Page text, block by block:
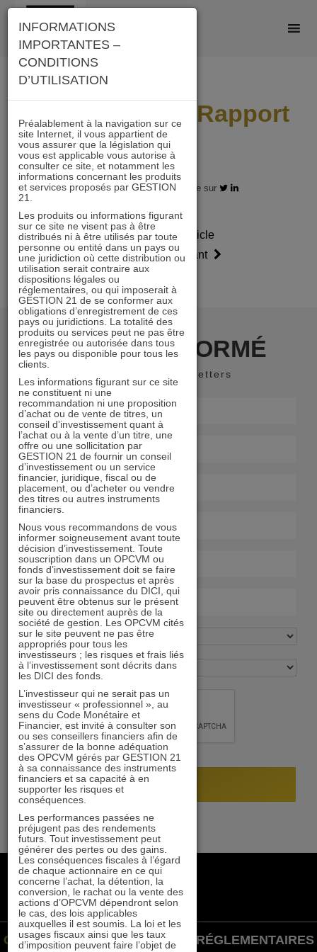
Skip
content
ACTIONS 21 – Rapport
2016
24.08.2016 - Partagez l'article sur
Article
précédent
Article
suivant
RESTER INFORMÉ
Recevoir nos newsletters
+33 1 84 79 90 24
gestion21@gestion21.fr
8 rue Volney, 75002 Paris
GESTION 21 ©INFORMATIONS RÉGLEMENTAIRES
INFORMATIONS
IMPORTANTES –
CONDITIONS
D’UTILISATION
Préalablement à la navigation sur ce
site Internet, il vous appartient de
vous assurer que la législation qui
vous est applicable vous autorise à
consulter ce site, et notamment les
informations concernant les produits
et services proposés par GESTION
21.
Les produits ou informations figurant
sur ce site ne visent pas à être
distribués ni à être utilisés par toute
personne ou entité dans un pays ou
une juridiction où cette distribution ou
utilisation serait contraire aux
dispositions légales ou
réglementaires, ou qui imposerait à
GESTION 21 de se conformer aux
obligations d’enregistrement de ces
pays ou juridictions. La totalité des
produits ou services peut ne pas être
enregistrée ou autorisée dans tous
les pays ou disponible pour tous les
clients.
Les informations figurant sur ce site
ne constituent ni une
recommandation ni une proposition
d’achat ou de vente de titres, un
conseil d’investissement quant à
l’achat ou à la vente d’un titre, une
offre ou une sollicitation par
GESTION 21 de fournir un conseil
d’investissement ou un service
financier, juridique, fiscal ou de
placement, ou d’acheter ou vendre
des titres ou autres instruments
financiers.
Nous vous recommandons de vous
informer soigneusement avant toute
décision d’investissement. Toute
souscription dans un OPCVM ou
fonds d’investissement doit se faire
sur la base du prospectus et après
avoir pris connaissance du DICI, qui
peuvent être obtenus sur le présent
site ou directement auprès de la
société de gestion. Les OPCVM cités
sur le site peuvent ne pas être
appropriés pour tous les
investisseurs ; les risques et frais liés
à l’investissement sont décrits dans
les DICI des fonds.
L’investisseur qui ne serait pas un
investisseur « professionnel », au
sens du Code Monétaire et
Financier, est invité à consulter son
ou ses conseillers financiers afin de
s’assurer de la bonne adéquation
des OPCVM gérés par GESTION 21
à sa connaissance des instruments
financiers et sa capacité à en
supporter les risques et
conséquences.
Les performances passées ne
préjugent pas des rendements
futurs. Tout investissement peut
générer des pertes ou des gains.
Les conséquences fiscales à l’égard
de chaque actionnaire en ce qui
concerne l’achat, la détention, la
conversion, le rachat ou la vente des
actions d’OPCVM dépendront selon
le cas, des lois applicables
auxquelles il est soumis. La loi et les
usages fiscaux ainsi que les taux
d’imposition peuvent faire l’objet de